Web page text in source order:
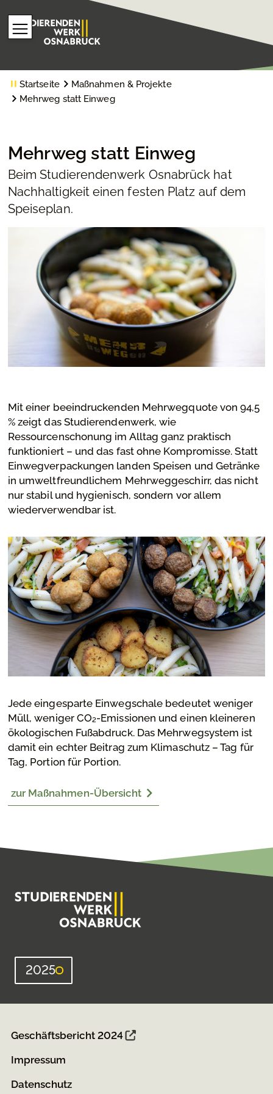
Startseite
Maßnahmen & Projekte
Mehrweg statt Einweg
Mehrweg statt Einweg
Beim Studierendenwerk Osnabrück hat
Nachhaltigkeit einen festen Platz auf dem
Speiseplan.
Mit einer beeindruckenden Mehrwegquote von 94,5
% zeigt das Studierendenwerk, wie
Ressourcenschonung im Alltag ganz praktisch
funktioniert – und das fast ohne Kompromisse. Statt
Einwegverpackungen landen Speisen und Getränke
in umweltfreundlichem Mehrweggeschirr, das nicht
nur stabil und hygienisch, sondern vor allem
wiederverwendbar ist.
Jede eingesparte Einwegschale bedeutet weniger
Müll, weniger CO₂-Emissionen und einen kleineren
ökologischen Fußabdruck. Das Mehrwegsystem ist
damit ein echter Beitrag zum Klimaschutz – Tag für
Tag, Portion für Portion.
zur Maßnahmen-Übersicht
2025
Geschäftsbericht 2024
Impressum
Datenschutz